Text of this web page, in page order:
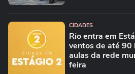
CIDADES
Rio entra em
ventos de até 90
aulas da rede
feira